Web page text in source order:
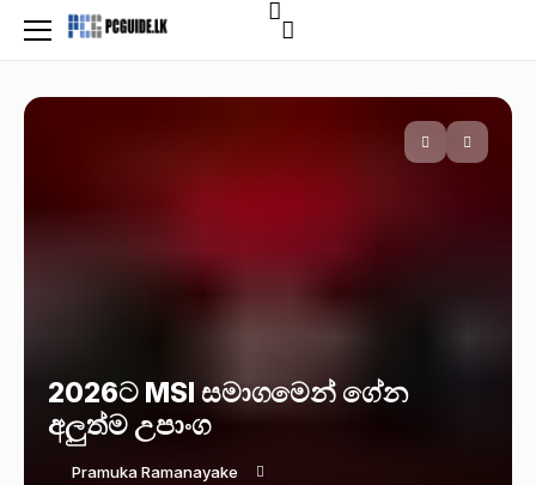
2026ට MSI සමාගමෙන් ගේන
අලුත්ම උපාංග
Pramuka Ramanayake